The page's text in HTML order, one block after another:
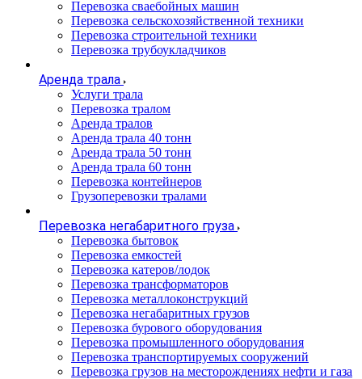
Перевозка сваебойных машин
Перевозка сельскохозяйственной техники
Перевозка строительной техники
Перевозка трубоукладчиков
Аренда трала
Услуги трала
Перевозка тралом
Аренда тралов
Аренда трала 40 тонн
Аренда трала 50 тонн
Аренда трала 60 тонн
Перевозка контейнеров
Грузоперевозки тралами
Перевозка негабаритного груза
Перевозка бытовок
Перевозка емкостей
Перевозка катеров/лодок
Перевозка трансформаторов
Перевозка металлоконструкций
Перевозка негабаритных грузов
Перевозка бурового оборудования
Перевозка промышленного оборудования
Перевозка транспортируемых сооружений
Перевозка грузов на месторождениях нефти и газа